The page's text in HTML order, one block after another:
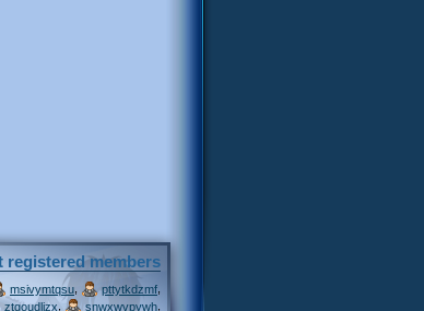
registered members
msivymtqsu pttytkdzmf
ztgoudljzx snwxwvpywh